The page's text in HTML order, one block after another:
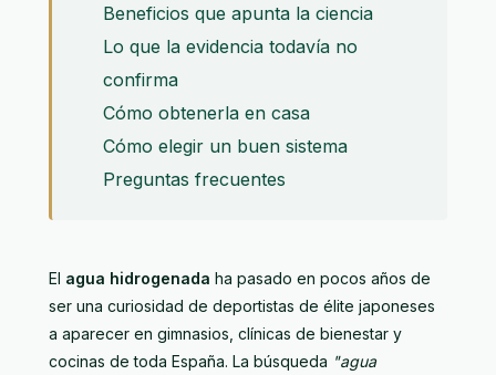
Beneficios que apunta la ciencia
Lo que la evidencia todavía no
confirma
Cómo obtenerla en casa
Cómo elegir un buen sistema
Preguntas frecuentes
El agua hidrogenada ha pasado en pocos años de
ser una curiosidad de deportistas de élite japoneses
a aparecer en gimnasios, clínicas de bienestar y
cocinas de toda España. La búsqueda "agua